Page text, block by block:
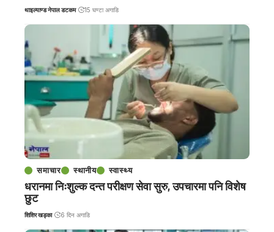
थाइल्याण्ड नेपाल डटकम 15 घण्टा अगाडि
समाचार स्थानीय स्वास्थ्य
धरानमा निःशुल्क दन्त परीक्षण सेवा सुरु, उपचारमा पनि विशेष
छुट
शिशिर खड्का 6 दिन अगाडि